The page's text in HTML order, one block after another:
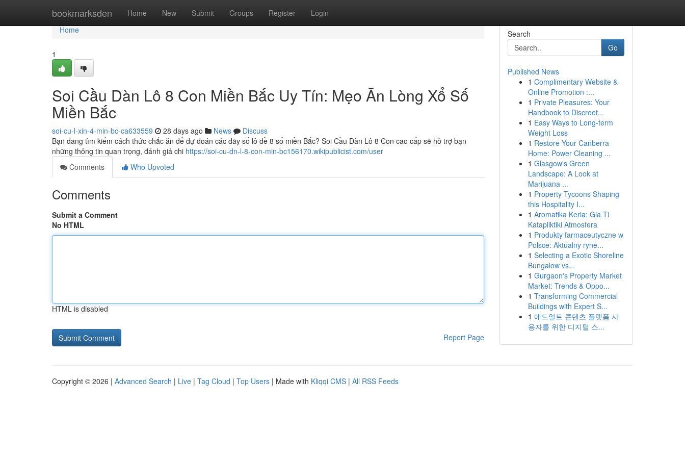
bookmarksden Home New Submit Groups Register Login
Home
Home
1
Soi Cầu Dàn Lô 8 Con Miền Bắc Uy Tín: Mẹo Ăn Lòng Xổ Số
Miền Bắc
soi-cu-l-xin-4-min-bc-ca633559 28 days ago News
Discuss
Bạn đang tìm kiếm cách thức chắc ăn để dự đoán các dãy số lô đề 8 số miền Bắc? Soi Cầu Dàn Lô 8 Con cao cấp sẽ hỗ trợ bạn
những thông tin quan trọng, đánh giá chi https://soi-cu-dn-l-8-con-min-bc156170.wikipublicist.com/user
Comments
Who Upvoted
Comments
Submit a Comment
No HTML
HTML is disabled
Report Page
Search
Go
Published News
1 Complimentary Website &
Online Promotion :...
1 Private Pleasures: Your
Handbook to Discreet...
1 Easy Ways to Long-term
Weight Loss
1 Restore Your Canberra
Home: Power Cleaning ...
1 Glasgow's Green
Landscape: A Look at
Marijuana ...
1 Property Tycoons Shaping
this Hospitality I...
1 Aromatika Keria: Gia Ti
Katapliktiki Atmosfera
1 Produkty farmaceutyczne w
Polsce: Aktualny ryne...
1 Selecting a Exotic Shoreline
Bungalow vs...
1 Gurgaon's Property Market
Market: Trends & Oppo...
1 Transforming Commercial
Buildings with Expert S...
1 애드얼트 콘텐츠 플랫폼 사
용자를 위한 디지털 스...
Copyright © 2026 | Advanced Search | Live | Tag Cloud | Top Users | Made with Kliqqi CMS | All RSS Feeds